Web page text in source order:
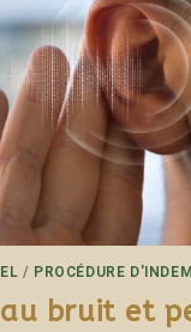
/ PROCÉDURE
au bruit et